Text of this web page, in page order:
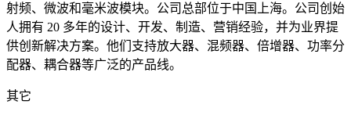
射频、微波和毫米波模块。公司总部位于中国上海。公司创始
人拥有 20 多年的设计、开发、制造、营销经验，并为业界提
供创新解决方案。他们支持放大器、混频器、倍增器、功率分
配器、耦合器等广泛的产品线。
其它